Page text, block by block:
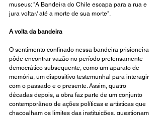
museus: "A Bandeira do Chile escapa para a rua e
jura voltar/ até a morte de sua morte".
A volta da bandeira
O sentimento confinado nessa bandeira prisioneira
pôde encontrar vazão no período pretensamente
democrático subsequente, como um aparato de
memória, um dispositivo testemunhal para interagir
com o passado e o presente. Assim, quatro
décadas depois, a obra faz parte de um conjunto
contemporâneo de ações políticas e artísticas que
chacoalham os limites das instituições, questionam